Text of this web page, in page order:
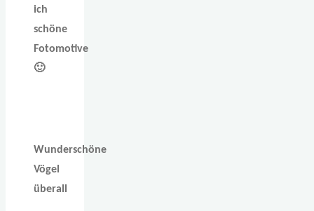
ich
schöne
Fotomotive
🙂
Wunderschöne
Vögel
überall